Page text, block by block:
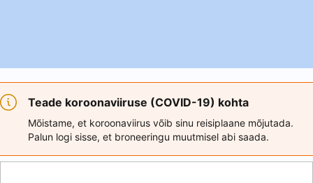
Teade koroonaviiruse (COVID-19) kohta
Mõistame, et koroonaviirus võib sinu reisiplaane mõjutada.
Palun logi sisse, et broneeringu muutmisel abi saada.